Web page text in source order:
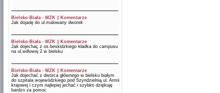
Bielsko-Biała - MZK
Komentarze
Jak dojadę do ul.malowany dworek
Bielsko-Biała - MZK
Komentarze
Jak dojechaç z os.beskidzkiego kładka do campusu
na ul.willowej 2 w bielsku
Bielsko-Biała - MZK
Komentarze
Jak dojechać z dworca głównego w bielsku białym
do szpitala wojewódzkiego pod Szyndzielnią ul. Armii
krajowej i czym najlepiej jechać i szybko dziękuję
bardzo za pomoc